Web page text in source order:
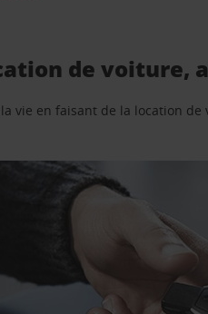
de voiture,
vie en faisant de la location